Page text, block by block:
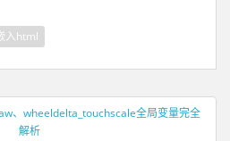
入html
、wheeldelta_touchscale全局变量完全
解析